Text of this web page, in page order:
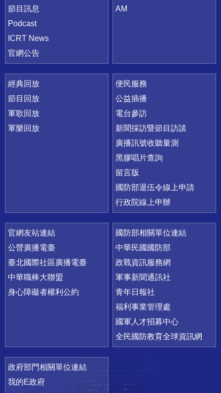
節目訊息
Podcast
ICRT News
官網公告
AM
經典回放
節目回放
軍歌回放
軍樂回放
便民服務
公益插播
電台參訪
新聞採訪暨節目訪談
廣播訊號收聽量測
黑膠唱片查詢
留言版
國防部退伍令線上申請
行政院線上申辦
官網友站連結
公營廣播電臺
臺北國際社區廣播電臺
中華職棒大聯盟
身心障礙者權利公約
國防部相關單位連結
中華民國國防部
政戰資訊服務網
軍事新聞通訊社
青年日報社
福利事業管理處
國軍人才招募中心
全民國防教育全球資訊網
政府部門相關單位連結
我的E政府